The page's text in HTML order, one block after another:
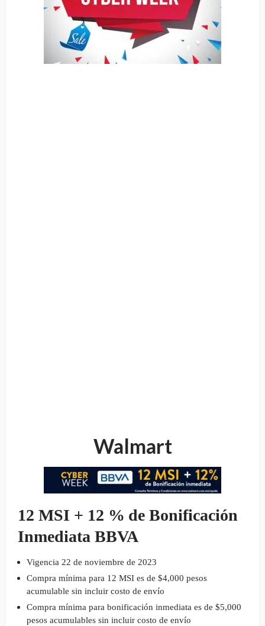
Walmart
12 MSI + 12 % de Bonificación
Inmediata BBVA
Vigencia 22 de noviembre de 2023
Compra mínima para 12 MSI es de $4,000 pesos
acumulable sin incluir costo de envío
Compra mínima para bonificación inmediata es de $5,000
pesos acumulables sin incluir costo de envío